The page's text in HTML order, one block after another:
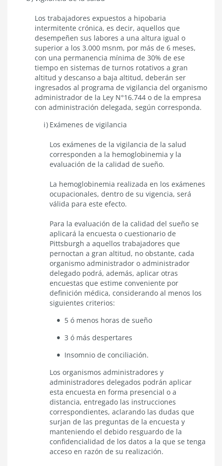
Los trabajadores expuestos a hipobaria
intermitente crónica, es decir, aquellos que
desempeñen sus labores a una altura igual o
superior a los 3.000 msnm, por más de 6 meses,
con una permanencia mínima de 30% de ese
tiempo en sistemas de turnos rotativos a gran
altitud y descanso a baja altitud, deberán ser
ingresados al programa de vigilancia del organismo
administrador de la Ley N°16.744 o de la empresa
con administración delegada, según corresponda.
Exámenes de vigilancia
​Los exámenes de la vigilancia de la salud
corresponden a la hemoglobinemia y la
evaluación de la calidad de sueño.
La hemoglobinemia realizada en los exámenes
ocupacionales, dentro de su vigencia, será
válida para este efecto.
Para la evaluación de la calidad del sueño se
aplicará la encuesta o cuestionario de
Pittsburgh a aquellos trabajadores que
pernoctan a gran altitud, no obstante, cada
organismo administrador o administrador
delegado podrá, además, aplicar otras
encuestas que estime conveniente por
definición médica, considerando al menos los
siguientes criterios:
5 ó menos horas de sueño
3 ó más despertares
Insomnio de conciliación.
Los organismos administradores y
administradores delegados podrán aplicar
esta encuesta en forma presencial o a
distancia, entregado las instrucciones
correspondientes, aclarando las dudas que
surjan de las preguntas de la encuesta y
manteniendo el debido resguardo de la
confidencialidad de los datos a la que se tenga
acceso en razón de su realización.